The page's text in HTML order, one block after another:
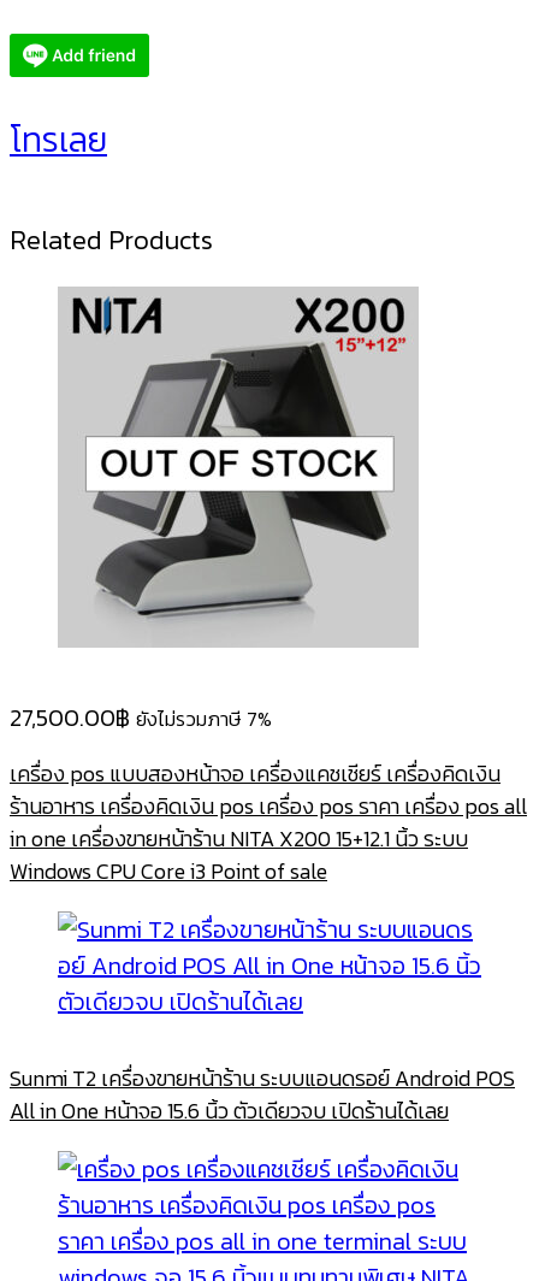
โทรเลย
Related Products
27,500.00฿ ยังไม่รวมภาษี 7%
เครื่อง pos แบบสองหน้าจอ เครื่องแคชเชียร์ เครื่องคิดเงิน
ร้านอาหาร เครื่องคิดเงิน pos เครื่อง pos ราคา เครื่อง pos all
in one เครื่องขายหน้าร้าน NITA X200 15+12.1 นิ้ว ระบบ
Windows CPU Core i3 Point of sale
Sunmi T2 เครื่องขายหน้าร้าน ระบบแอนดรอย์ Android POS
All in One หน้าจอ 15.6 นิ้ว ตัวเดียวจบ เปิดร้านได้เลย